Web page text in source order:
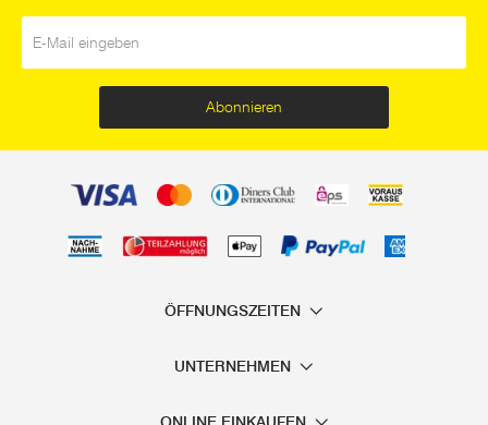
Abonnieren
ÖFFNUNGSZEITEN
UNTERNEHMEN